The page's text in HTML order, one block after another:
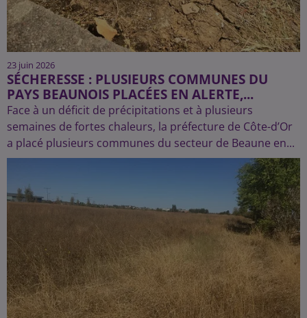
23 juin 2026
SÉCHERESSE : PLUSIEURS COMMUNES DU
PAYS BEAUNOIS PLACÉES EN ALERTE,...
Face à un déficit de précipitations et à plusieurs
semaines de fortes chaleurs, la préfecture de Côte-d’Or
a placé plusieurs communes du secteur de Beaune en...